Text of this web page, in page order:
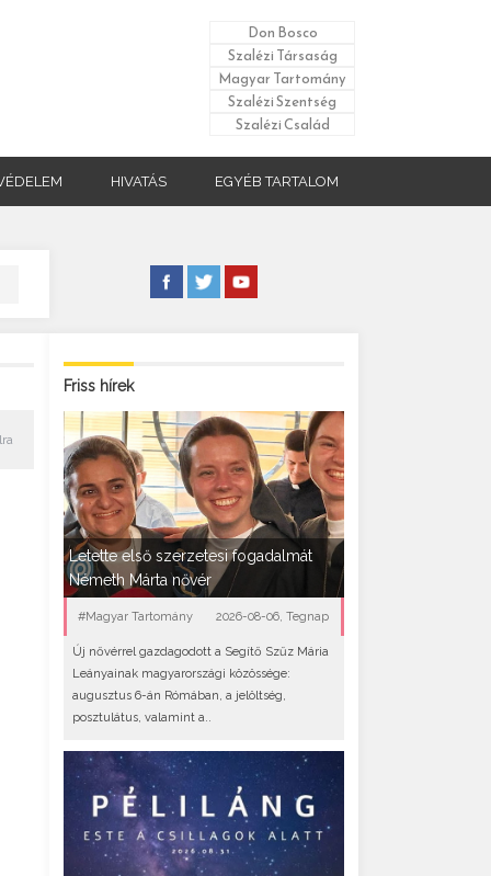
Don Bosco
Szalézi Társaság
Magyar Tartomány
Szalézi Szentség
Szalézi Család
HIVATÁS EGYÉB TARTALOM
Friss hírek
Letette első szerzetesi fogadalmát
Németh Márta nővér
#Magyar Tartomány 2026-08-06, Tegnap
Új nővérrel gazdagodott a Segítő Szűz Mária
Leányainak magyarországi közössége:
augusztus 6-án Rómában, a jelöltség,
posztulátus, valamint a..